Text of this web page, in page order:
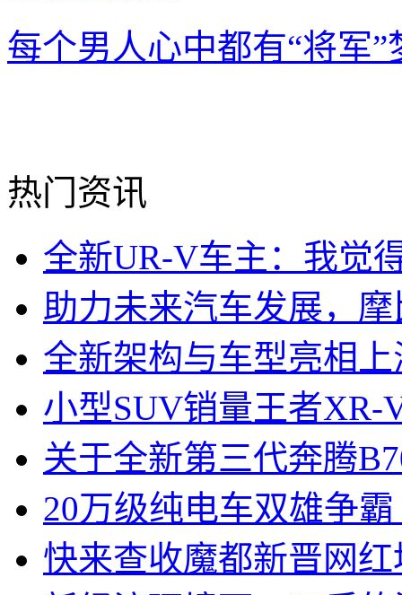
每个男人心中都有“将军
热门资讯
全新UR-V车主：我觉
助力未来汽车发展，
全新架构与车型亮相
小型SUV销量王者XR-
关于全新第三代奔腾
20万级纯电车双雄争
快来查收魔都新晋网